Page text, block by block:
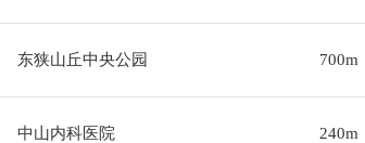
东狭山丘中央公园 700m
中山内科医院 240m